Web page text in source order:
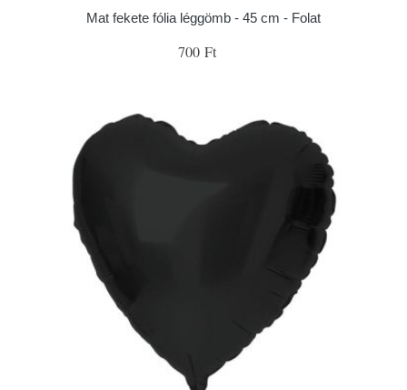
Mat fekete fólia léggömb - 45 cm - Folat
700 Ft